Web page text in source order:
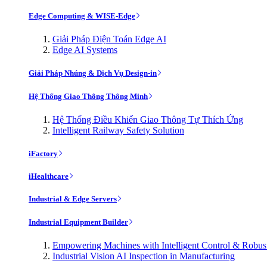
Edge Computing & WISE-Edge
Giải Pháp Điện Toán Edge AI
Edge AI Systems
Giải Pháp Nhúng & Dịch Vụ Design-in
Hệ Thống Giao Thông Thông Minh
Hệ Thống Điều Khiển Giao Thông Tự Thích Ứng
Intelligent Railway Safety Solution
iFactory
iHealthcare
Industrial & Edge Servers
Industrial Equipment Builder
Empowering Machines with Intelligent Control &
Industrial Vision AI Inspection in Manufacturing